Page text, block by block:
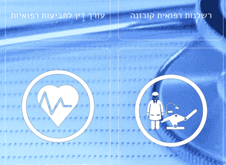
רשלנות רפואית קורונה עורך דין לתביעות רפואיות